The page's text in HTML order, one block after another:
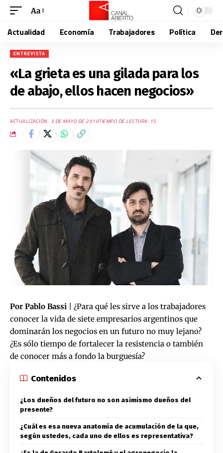
Aa
Actualidad Economía Trabajadores Política
ENTREVISTA
«La grieta es una gilada para los
de abajo, ellos hacen negocios»
ACTUALIZACIÓN: 3 DE MAYO DE 2019TIEMPO DE LECTURA: 15
Por Pablo Bassi | ¿Para qué les sirve a los trabajadores
conocer la vida de siete empresarios argentinos que
dominarán los negocios en un futuro no muy lejano?
¿Es sólo tiempo de fortalecer la resistencia o también
de conocer más a fondo la burguesía?
Contenidos
¿Los dueños del futuro no son asimismo dueños del
presente?
¿Cuál es esa nueva anatomía de acumulación de la que,
según ustedes, cada uno de ellos es representativa?